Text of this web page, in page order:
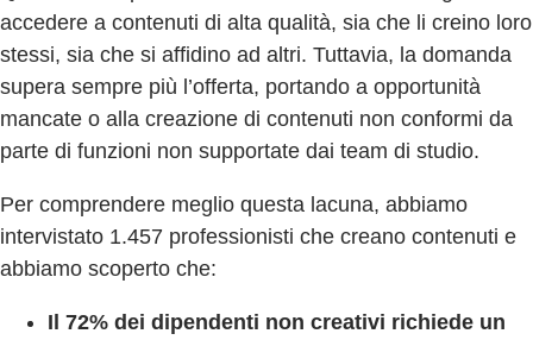
accedere a contenuti di alta qualità, sia che li creino loro
stessi, sia che si affidino ad altri. Tuttavia, la domanda
supera sempre più l’offerta, portando a opportunità
mancate o alla creazione di contenuti non conformi da
parte di funzioni non supportate dai team di studio.
Per comprendere meglio questa lacuna, abbiamo
intervistato 1.457 professionisti che creano contenuti e
abbiamo scoperto che:
Il 72% dei dipendenti non creativi richiede un